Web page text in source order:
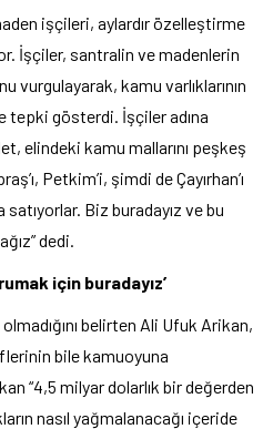
işçileri, aylardır özelleştirme
İşçiler, santralin ve madenlerin
vurgulayarak, kamu varlıklarının
gösterdi. İşçiler adına
elindeki kamu mallarını peşkeş
Petkim’i, şimdi de Çayırhan’ı
satıyorlar. Biz buradayız ve bu
dedi.
için buradayız’
belirten Ali Ufuk Arikan,
bile kamuoyuna
“4,5 milyar dolarlık bir değerden
nasıl yağmalanacağı içeride